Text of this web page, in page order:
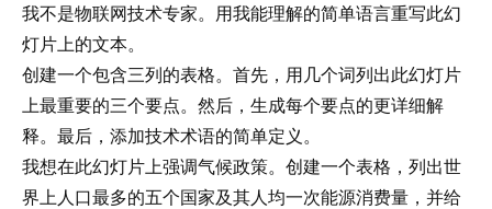
我不是物联网技术专家。用我能理解的简单语言重写此幻
灯片上的文本。
创建一个包含三列的表格。首先，用几个词列出此幻灯片
上最重要的三个要点。然后，生成每个要点的更详细解
释。最后，添加技术术语的简单定义。
我想在此幻灯片上强调气候政策。创建一个表格，列出世
界上人口最多的五个国家及其人均一次能源消费量，并给